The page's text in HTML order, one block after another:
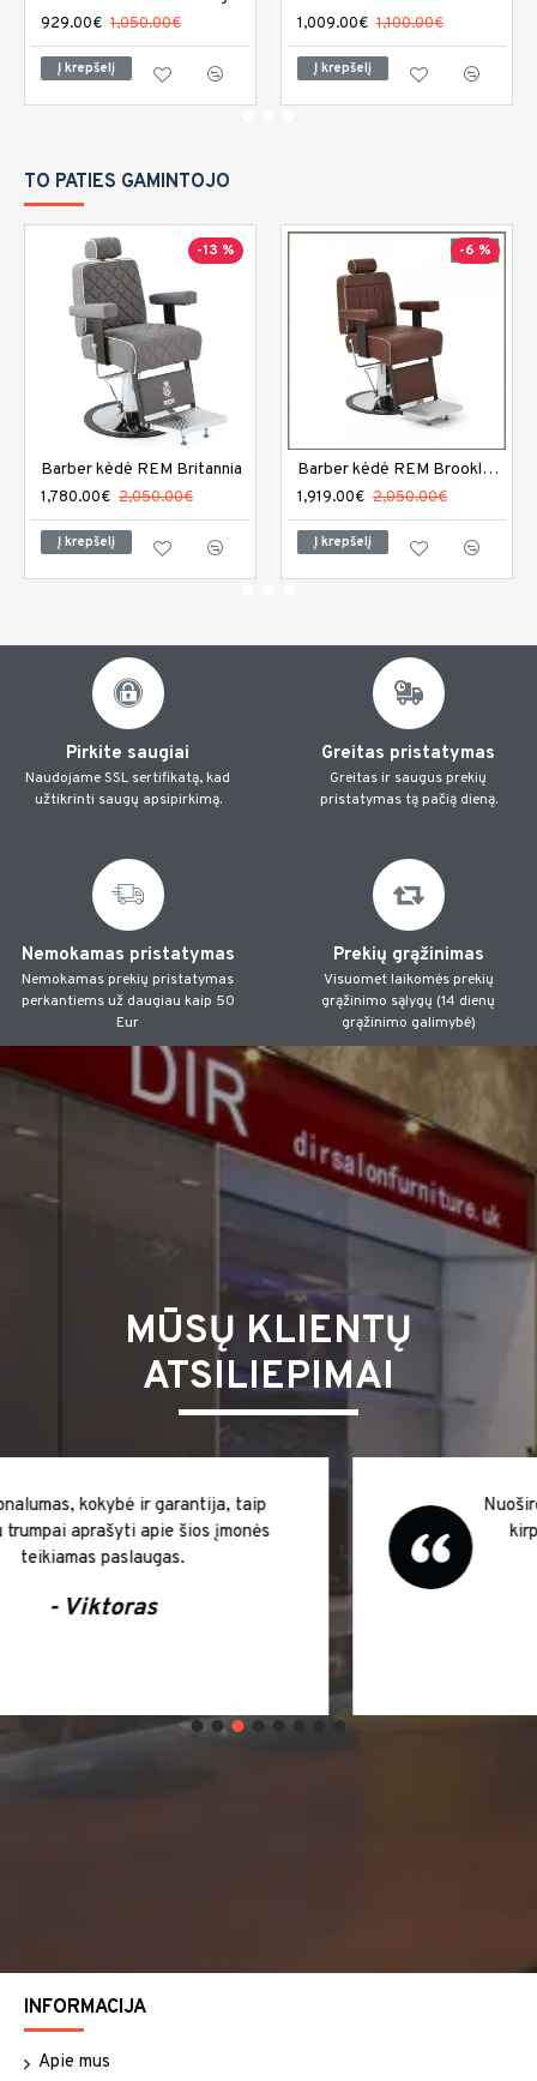
929.00€ 1,050.00€
Į krepšelį
1,009.00€ 1,100.00€
Į krepšelį
TO PATIES GAMINTOJO
-13 %
Barber kėdė REM Britannia
1,780.00€ 2,050.00€
Į krepšelį
-6 %
Barber kėdė REM Brookland
1,919.00€ 2,050.00€
Į krepšelį
Pirkite saugiai
Naudojame SSL sertifikatą, kad
užtikrinti saugų apsipirkimą.
Greitas pristatymas
Greitas ir saugus prekių
pristatymas tą pačią dieną.
Nemokamas pristatymas
Nemokamas prekių pristatymas
perkantiems už daugiau kaip 50
Eur
Prekių grąžinimas
Visuomet laikomės prekių
grąžinimo sąlygų (14 dienų
grąžinimo galimybė)
MŪSŲ KLIENTŲ
ATSILIEPIMAI
Nuoširdžiai dėkinga už išsamias konsultacijas
kirpyklos plautuvės remonto klausimais
INFORMACIJA
Apie mus